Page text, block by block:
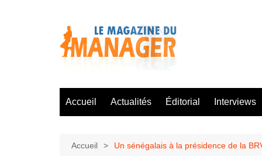
Accueil Actualités Éditorial Interviews
Accueil Un sénégalais à la présidence de la